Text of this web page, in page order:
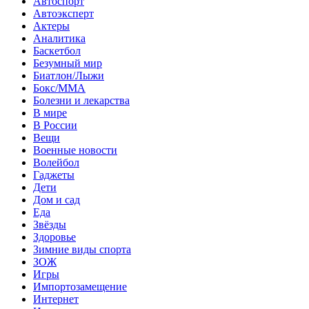
Автоэксперт
Актеры
Аналитика
Баскетбол
Безумный мир
Биатлон/Лыжи
Бокс/MMA
Болезни и лекарства
В мире
В России
Вещи
Военные новости
Волейбол
Гаджеты
Дети
Дом и сад
Еда
Звёзды
Здоровье
Зимние виды спорта
ЗОЖ
Игры
Импортозамещение
Интернет